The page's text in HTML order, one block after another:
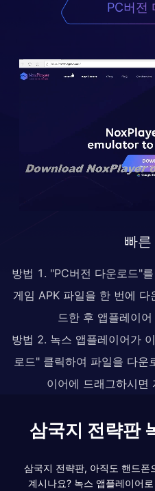
PC버전
빠른
방법 1. "PC버전 다운로드"
게임 APK 파일을 한 번에
드한 후 앱플레이
방법 2. 녹스 앱플레이어가
로드" 클릭하여 파일을 다운
이어에 드래그하시면
삼국지 전략판
삼국지 전략판, 아직도 핸드폰
계시나요? 녹스 앱플레이어